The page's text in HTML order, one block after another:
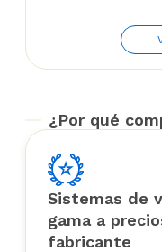
¿Por qué
Sistemas de
gama a
fabricante